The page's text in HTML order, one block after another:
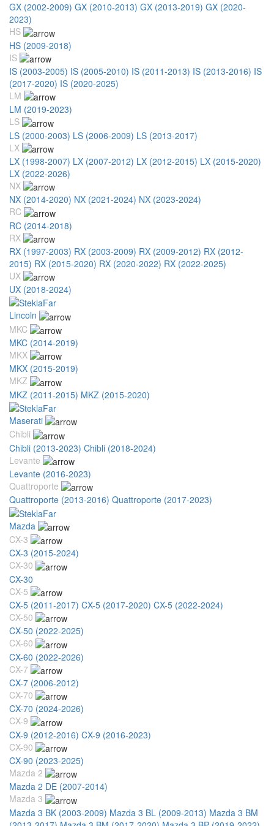
GX (2002-2009) GX (2010-2013) GX (2013-2019) GX (2020-
2023)
HS
HS (2009-2018)
IS
IS (2003-2005) IS (2005-2010) IS (2011-2013) IS (2013-2016) IS
(2017-2020) IS (2020-2025)
LM
LM (2019-2023)
LS
LS (2000-2003) LS (2006-2009) LS (2013-2017)
LX
LX (1998-2007) LX (2007-2012) LX (2012-2015) LX (2015-2020)
LX (2022-2026)
NX
NX (2014-2020) NX (2021-2024) NX (2023-2024)
RC
RC (2014-2018)
RX
RX (1997-2003) RX (2003-2009) RX (2009-2012) RX (2012-
2015) RX (2015-2020) RX (2020-2022) RX (2022-2025)
UX
UX (2018-2024)
Lincoln
MKC
MKC (2014-2019)
MKX
MKX (2015-2019)
MKZ
MKZ (2011-2015) MKZ (2015-2020)
Maserati
Chibli
Chibli (2013-2023) Chibli (2018-2024)
Levante
Levante (2016-2023)
Quattroporte
Quattroporte (2013-2016) Quattroporte (2017-2023)
Mazda
CX-3
CX-3 (2015-2024)
CX-30
CX-30
CX-5
CX-5 (2011-2017) CX-5 (2017-2020) CX-5 (2022-2024)
CX-50
CX-50 (2022-2025)
CX-60
CX-60 (2022-2026)
CX-7
CX-7 (2006-2012)
CX-70
CX-70 (2024-2026)
CX-9
CX-9 (2012-2016) CX-9 (2016-2023)
CX-90
CX-90 (2023-2025)
Mazda 2
Mazda 2 DE (2007-2014)
Mazda 3
Mazda 3 BK (2003-2009) Mazda 3 BL (2009-2013) Mazda 3 BM